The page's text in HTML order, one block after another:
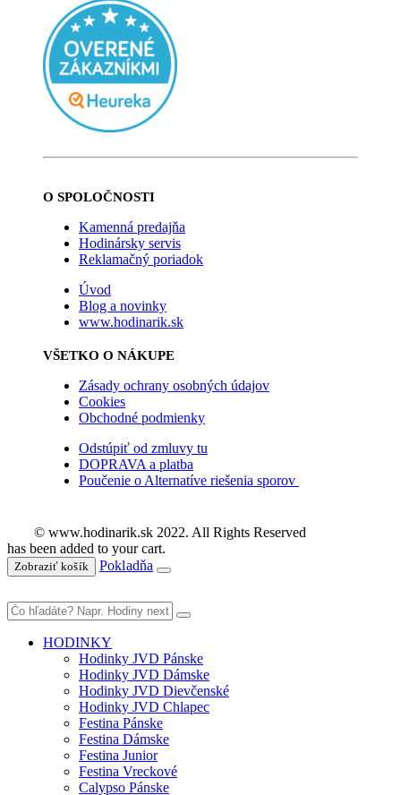
O SPOLOČNOSTI
Kamenná predajňa
Hodinársky servis
Reklamačný poriadok
Úvod
Blog a novinky
www.hodinarik.sk
VŠETKO O NÁKUPE
Zásady ochrany osobných údajov
Cookies
Obchodné podmienky
Odstúpiť od zmluvy tu
DOPRAVA a platba
Poučenie o Alternatíve riešenia sporov
© www.hodinarik.sk 2022. All Rights Reserved
has been added to your cart.
Zobraziť košík Pokladňa
HODINKY
Hodinky JVD Pánske
Hodinky JVD Dámske
Hodinky JVD Dievčenské
Hodinky JVD Chlapec
Festina Pánske
Festina Dámske
Festina Junior
Festina Vreckové
Calypso Pánske